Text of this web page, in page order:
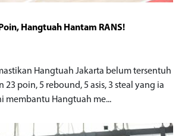
Hangtuah Hantam RANS!
Hangtuah Jakarta belum tersentuh
23 poin, 5 rebound, 5 asis, 3 steal yang ia
membantu Hangtuah me...